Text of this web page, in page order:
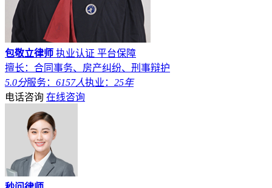
包敬立律师 执业认证 平台保障
擅长：合同事务、房产纠纷、刑事辩护
5.0分服务： 6157人执业： 25年
电话咨询 在线咨询